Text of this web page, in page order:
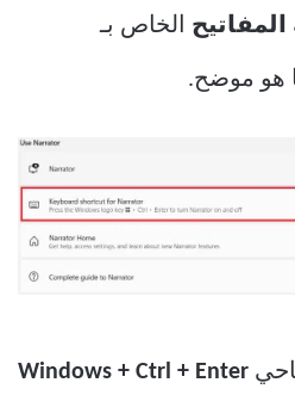
الخاص بـ
هو موضح.
Windows + Ctrl + Enter